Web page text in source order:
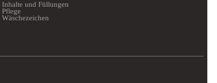
Inhalte und Füllungen
Pflege
Wäschezeichen